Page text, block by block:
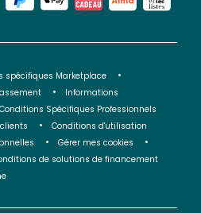
spécifiques Marketplace
Informations
Conditions Spécifiques Professionnels
Conditions d'utilisation
Gérer mes cookies
de solutions de financement